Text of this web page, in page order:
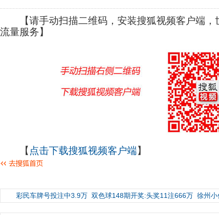
【请手动扫描二维码，安装搜狐视频客户端，
流量服务】
【 点击下载搜狐视频客户端】
彩民车牌号投注中3.9万 双色球148期开奖:头奖11注666万 徐州